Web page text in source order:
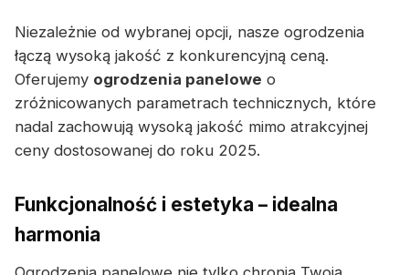
Niezależnie od wybranej opcji, nasze ogrodzenia
łączą wysoką jakość z konkurencyjną ceną.
Oferujemy ogrodzenia panelowe o
zróżnicowanych parametrach technicznych, które
nadal zachowują wysoką jakość mimo atrakcyjnej
ceny dostosowanej do roku 2025.
Funkcjonalność i estetyka – idealna
harmonia